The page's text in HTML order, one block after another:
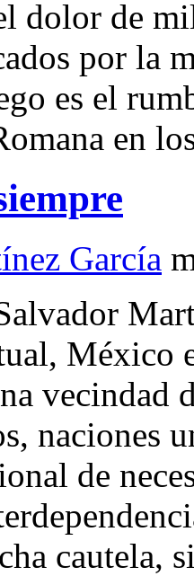
dolor de
por la
es el
en
García
México
vecindad
naciones
de
cautela,